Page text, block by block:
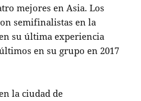
mejores en Asia. Los
semifinalistas en la
su última experiencia
en su grupo en 2017
la ciudad de